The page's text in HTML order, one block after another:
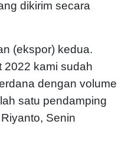
dikirim secara
(ekspor) kedua.
2022 kami sudah
dengan volume
satu pendamping
Senin